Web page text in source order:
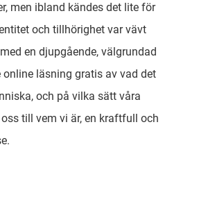
men ibland kändes det lite för
och tillhörighet var vävt
en djupgående, välgrundad
online läsning gratis av vad det
och på vilka sätt våra
till vem vi är, en kraftfull och